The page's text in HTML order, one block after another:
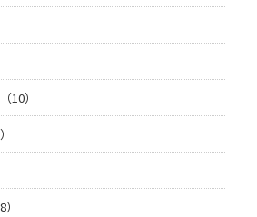
10）